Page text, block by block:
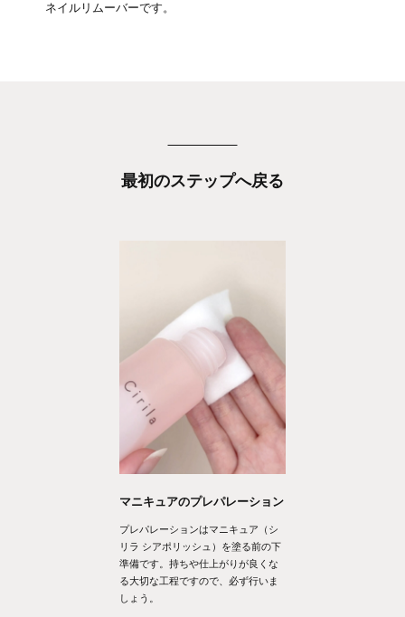
ネイルリムーバーです。
最初のステップへ戻る
マニキュアのプレパレーション
プレパレーションはマニキュア（シ
リラ シアポリッシュ）を塗る前の下
準備です。持ちや仕上がりが良くな
る大切な工程ですので、必ず行いま
しょう。